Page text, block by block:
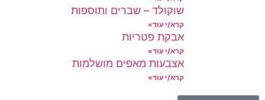
שוקולד – שברים ותוספות
קרא/י עוד»
אבקת פטריות
קרא/י עוד»
אצבעות מאפים מושלמות
קרא/י עוד»